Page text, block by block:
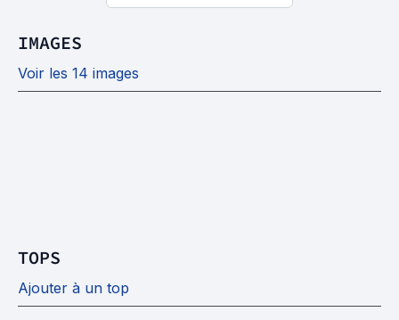
IMAGES
Voir les 14 images
TOPS
Ajouter à un top